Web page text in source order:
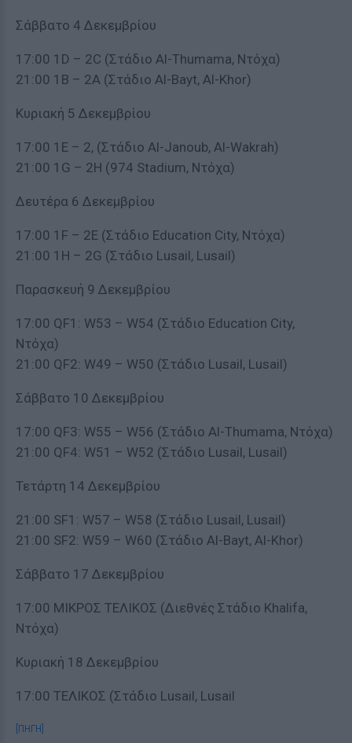
Σάββατο 4 Δεκεμβρίου
17:00 1D – 2C (Στάδιο Al-Thumama, Ντόχα)
21:00 1B – 2A (Στάδιο Al-Bayt, Al-Khor)
Κυριακή 5 Δεκεμβρίου
17:00 1Ε – 2, (Στάδιο Al-Janoub, Al-Wakrah)
21:00 1G – 2H (974 Stadium, Ντόχα)
Δευτέρα 6 Δεκεμβρίου
17:00 1F – 2E (Στάδιο Education City, Ντόχα)
21:00 1H – 2G (Στάδιο Lusail, Lusail)
Παρασκευή 9 Δεκεμβρίου
17:00 QF1: W53 – W54 (Στάδιο Education City,
Ντόχα)
21:00 QF2: W49 – W50 (Στάδιο Lusail, Lusail)
Σάββατο 10 Δεκεμβρίου
17:00 QF3: W55 – W56 (Στάδιο Al-Thumama, Ντόχα)
21:00 QF4: W51 – W52 (Στάδιο Lusail, Lusail)
Τετάρτη 14 Δεκεμβρίου
21:00 SF1: W57 – W58 (Στάδιο Lusail, Lusail)
21:00 SF2: W59 – W60 (Στάδιο Al-Bayt, Al-Khor)
Σάββατο 17 Δεκεμβρίου
17:00 ΜΙΚΡΟΣ ΤΕΛΙΚΟΣ (Διεθνές Στάδιο Khalifa,
Ντόχα)
Κυριακή 18 Δεκεμβρίου
17:00 ΤΕΛΙΚΟΣ (Στάδιο Lusail, Lusail
[ΠΗΓΗ]